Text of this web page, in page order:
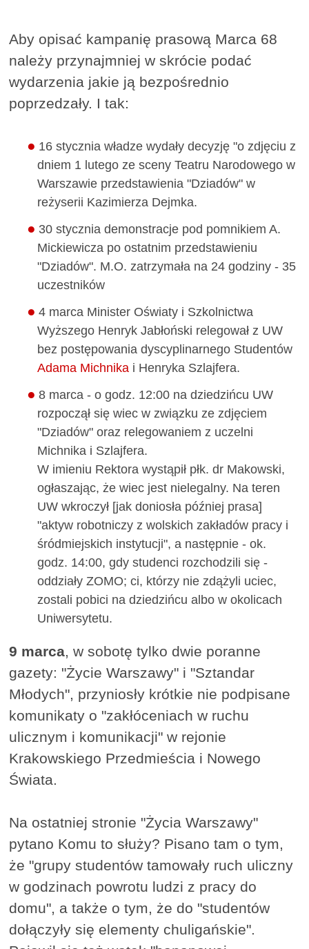
Aby opisać kampanię prasową Marca 68
należy przynajmniej w skrócie podać
wydarzenia jakie ją bezpośrednio
poprzedzały. I tak:
16 stycznia władze wydały decyzję "o zdjęciu z
dniem 1 lutego ze sceny Teatru Narodowego w
Warszawie przedstawienia "Dziadów" w
reżyserii Kazimierza Dejmka.
30 stycznia demonstracje pod pomnikiem A.
Mickiewicza po ostatnim przedstawieniu
"Dziadów". M.O. zatrzymała na 24 godziny - 35
uczestników
4 marca Minister Oświaty i Szkolnictwa
Wyższego Henryk Jabłoński relegował z UW
bez postępowania dyscyplinarnego Studentów
Adama Michnikai Henryka Szlajfera.
8 marca - o godz. 12:00 na dziedzińcu UW
rozpoczął się wiec w związku ze zdjęciem
"Dziadów" oraz relegowaniem z uczelni
Michnika i Szlajfera.
W imieniu Rektora wystąpił płk. dr Makowski,
ogłaszając, że wiec jest nielegalny. Na teren
UW wkroczył [jak doniosła później prasa]
"aktyw robotniczy z wolskich zakładów pracy i
śródmiejskich instytucji", a następnie - ok.
godz. 14:00, gdy studenci rozchodzili się -
oddziały ZOMO; ci, którzy nie zdążyli uciec,
zostali pobici na dziedzińcu albo w okolicach
Uniwersytetu.
9 marca, w sobotę tylko dwie poranne
gazety: "Życie Warszawy" i "Sztandar
Młodych", przyniosły krótkie nie podpisane
komunikaty o "zakłóceniach w ruchu
ulicznym i komunikacji" w rejonie
Krakowskiego Przedmieścia i Nowego
Świata.
Na ostatniej stronie "Życia Warszawy"
pytano Komu to służy? Pisano tam o tym,
że "grupy studentów tamowały ruch uliczny
w godzinach powrotu ludzi z pracy do
domu", a także o tym, że do "studentów
dołączyły się elementy chuligańskie".